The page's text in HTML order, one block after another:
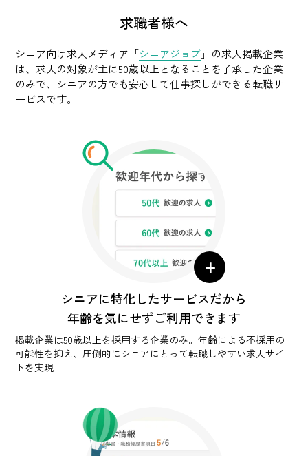
求職者様へ
シニア向け求人メディア「シニアジョブ」の求人掲載企業
は、求人の対象が主に50歳以上となることを了承した企業
のみで、シニアの方でも安心して仕事探しができる転職サ
ービスです。
+
シニアに特化したサービスだから
年齢を気にせずご利用できます
掲載企業は50歳以上を採用する企業のみ。年齢による不採用の
可能性を抑え、圧倒的にシニアにとって転職しやすい求人サイ
トを実現